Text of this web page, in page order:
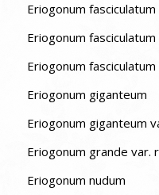
Eriogonum
Eriogonum
Eriogonum fasciculatum
Eriogonum giganteum
Eriogonum giganteum
Eriogonum grande var.
Eriogonum nudum